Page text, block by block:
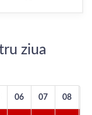
ziua
06 07 08